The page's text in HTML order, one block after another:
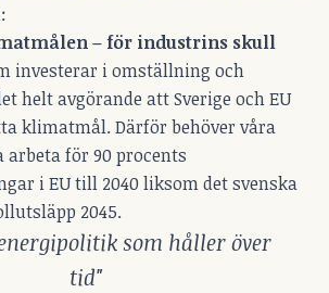
– för industrins skull
investerar i omställning och
helt avgörande att Sverige och EU
klimatmål. Därför behöver våra
för 90 procents
i EU till 2040 liksom det svenska
2045.
som håller över
tid"